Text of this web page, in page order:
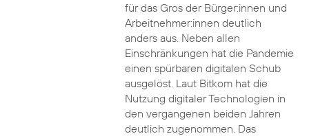
für das Gros der Bürger:innen und
Arbeitnehmer:innen deutlich
anders aus. Neben allen
Einschränkungen hat die Pandemie
einen spürbaren digitalen Schub
ausgelöst. Laut Bitkom hat die
Nutzung digitaler Technologien in
den vergangenen beiden Jahren
deutlich zugenommen. Das